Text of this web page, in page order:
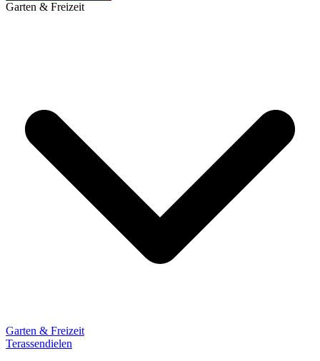
Garten & Freizeit
Garten & Freizeit
Terassendielen